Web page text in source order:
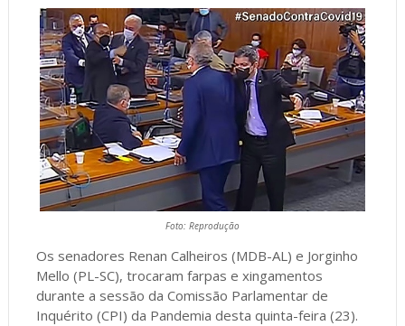
Foto: Reprodução
Os senadores Renan Calheiros (MDB-AL) e Jorginho
Mello (PL-SC), trocaram farpas e xingamentos
durante a sessão da Comissão Parlamentar de
Inquérito (CPI) da Pandemia desta quinta-feira (23).